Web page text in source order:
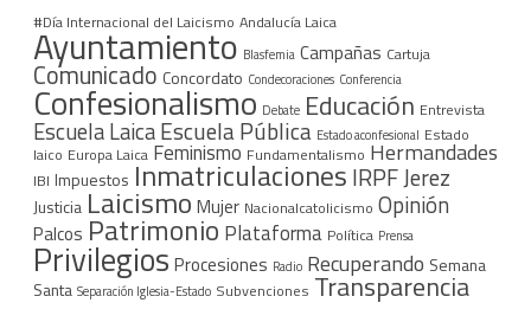
#Día Internacional del Laicismo Andalucía Laica
Ayuntamiento Blasfemia Campañas Cartuja
Comunicado Concordato Condecoraciones Conferencia
Confesionalismo Debate Educación Entrevista
Escuela LaicaEscuela Pública Estado aconfesional Estado
laico Europa Laica Feminismo Fundamentalismo Hermandades
IBI Impuestos Inmatriculaciones IRPFJerez
Justicia Laicismo Mujer Nacionalcatolicismo Opinión
Palcos Patrimonio Plataforma Política Prensa
Privilegios Procesiones Radio Recuperando Semana
Santa Separación Iglesia-Estado Subvenciones Transparencia